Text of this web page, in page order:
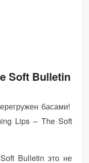
Soft Bulletin
басами!
Lips – The Soft
Bulletin это не